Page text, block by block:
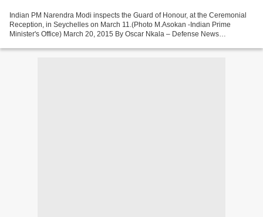
Indian PM Narendra Modi inspects the Guard of Honour, at the Ceremonial
Reception, in Seychelles on March 11.(Photo M.Asokan -Indian Prime
Minister's Office) March 20, 2015 By Oscar Nkala – Defense News